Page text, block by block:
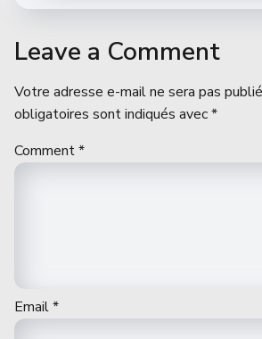
Leave a Comment
Votre adresse e-mail ne sera pas
obligatoires sont indiqués avec*
Comment*
Email*